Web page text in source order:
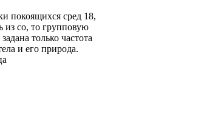
покоящихся сред 18,
из со, то групповую
только частота
и его природа.